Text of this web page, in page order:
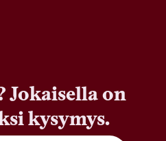
Jokaisella on
kysymys.